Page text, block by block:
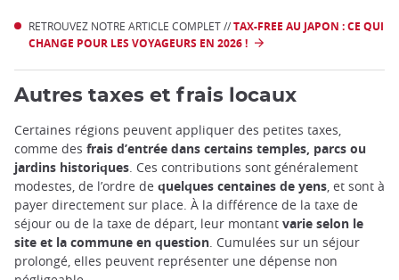
RETROUVEZ NOTRE ARTICLE COMPLET //TAX-FREE AU JAPON : CE QUI
CHANGE POUR LES VOYAGEURS EN 2026 !
Autres taxes et frais locaux
Certaines régions peuvent appliquer des petites taxes,
comme des frais d’entrée dans certains temples, parcs ou
jardins historiques. Ces contributions sont généralement
modestes, de l’ordre de quelques centaines de yens, et sont à
payer directement sur place. À la différence de la taxe de
séjour ou de la taxe de départ, leur montant varie selon le
site et la commune en question. Cumulées sur un séjour
prolongé, elles peuvent représenter une dépense non